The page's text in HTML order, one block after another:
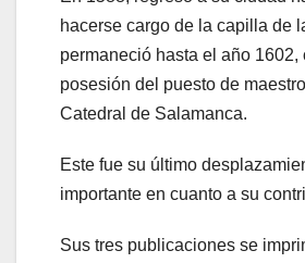
hacerse cargo de la capilla de
permaneció hasta el año 1602,
posesión del puesto de
Catedral de Salamanca.
Este fue su último
importante en cuanto a su
Sus tres publicaciones se